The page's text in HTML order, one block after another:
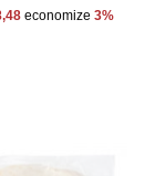
economize 3%